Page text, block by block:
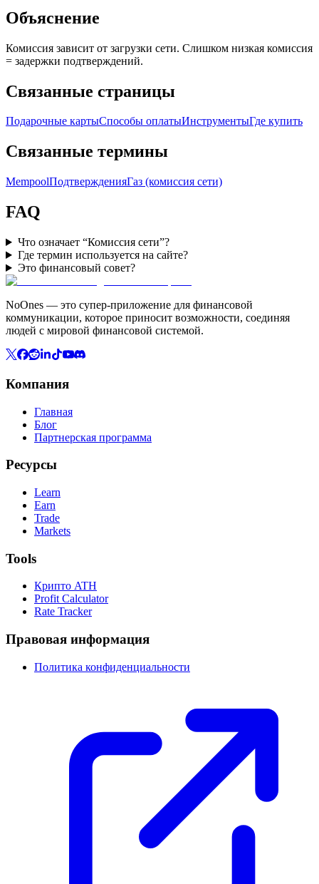
Объяснение
Комиссия зависит от загрузки сети. Слишком низкая комиссия
= задержки подтверждений.
Связанные страницы
Подарочные картыСпособы оплатыИнструментыГде купить
Связанные термины
MempoolПодтвержденияГаз (комиссия сети)
FAQ
Что означает “Комиссия сети”?
Где термин используется на сайте?
Это финансовый совет?
NoOnes — это супер-приложение для финансовой
коммуникации, которое приносит возможности, соединяя
людей с мировой финансовой системой.
Компания
Главная
Блог
Партнерская программа
Ресурсы
Learn
Earn
Trade
Markets
Tools
Крипто ATH
Profit Calculator
Rate Tracker
Правовая информация
Политика конфиденциальности